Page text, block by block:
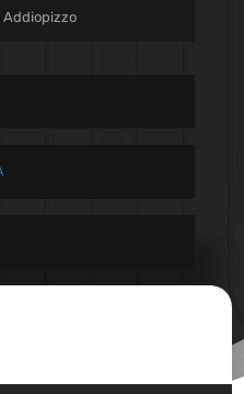
Addiopizzo